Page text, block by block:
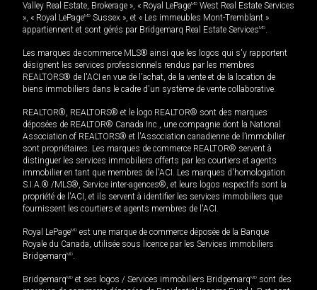
Valley Real Estate, Brokerage », « Royal LePageMD West Real Estate Services
», « Royal LePageMD Sussex », et « Les immeubles Mont-Tremblant »
appartiennent et sont gérés par Bridgemarq Real Estate ServicesMD.
Les marques de commerce MLS® ainsi que les logos qui s'y rapportent
désignent les services professionnels rendus par les membres
REALTORS® de l'ACI en vue de l'achat, de la vente et de la location de
biens immobiliers dans le cadre d'un système de vente collaborative.
REALTOR®, REALTORS® et le logo REALTOR® sont des marques
déposées de REALTOR® Canada Inc., une compagnie dont la National
Association of REALTORS® et l'Association canadienne de l’immobilier
sont propriétaires. Les marques de commerce REALTOR® servent à
distinguer les services immobiliers offerts par les courtiers et agents
immobilier en tant que membres de l'ACI. Les marques d'homologation
S.I.A.® /MLS®, Service inter-agences®, et leurs logos respectifs sont la
propriété de l'ACI, et ils servent à identifier les services immobiliers que
fournissent les courtiers et agents membres de l'ACI.
Royal LePageMD est une marque de commerce déposée de la Banque
Royale du Canada, utilisée sous licence par les Services immobiliers
BridgemarqMD.
BridgemarqMD et ses logos / Services immobiliers BridgemarqMD sont des